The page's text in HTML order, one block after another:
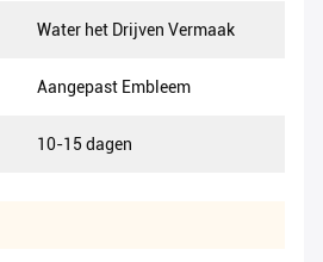
Water het Drijven Vermaak
Aangepast Embleem
10-15 dagen